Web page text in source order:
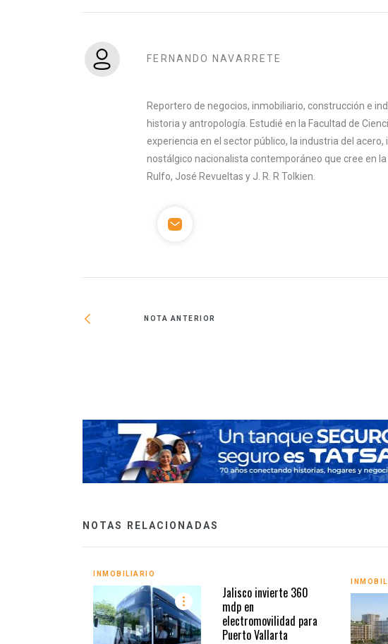
FERNANDO NAVARRETE
Reportero de negocios, inmobiliario, construcción e
historia y antropología. Estudié en la Facultad de
experiencia en el sector público, la industria del
nostálgico nacionalista contemporáneo que cree en
Rulfo, José Revueltas y J. R. R Tolkien.
NOTA ANTERIOR
NOTAS RELACIONADAS
INMOBILIARIO
Jalisco invierte 360
mdp en
electromovilidad para
Puerto Vallarta